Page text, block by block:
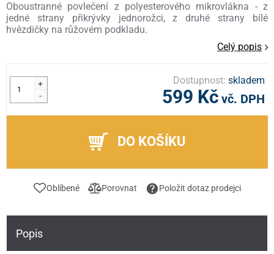
Oboustranné povlečení z polyesterového mikrovlákna - z
jedné strany přikrývky jednorožci, z druhé strany bílé
hvězdičky na růžovém podkladu.
Celý popis
+
-
Dostupnost:skladem
599 Kč vč. DPH
DO KOŠÍKU
Oblíbené Porovnat Položit dotaz prodejci
Popis